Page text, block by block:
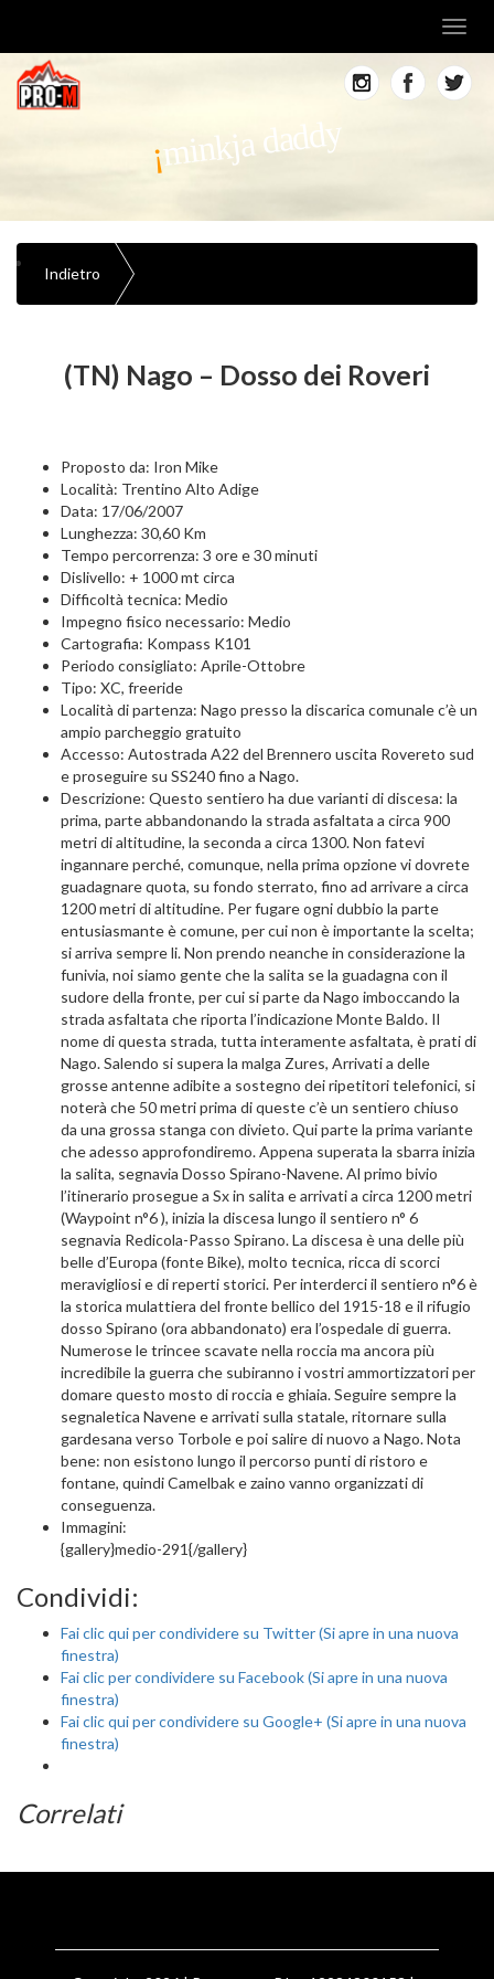
minkja daddy
Indietro
(TN) Nago – Dosso dei Roveri
Proposto da: Iron Mike
Località: Trentino Alto Adige
Data: 17/06/2007
Lunghezza: 30,60 Km
Tempo percorrenza: 3 ore e 30 minuti
Dislivello: + 1000 mt circa
Difficoltà tecnica: Medio
Impegno fisico necessario: Medio
Cartografia: Kompass K101
Periodo consigliato: Aprile-Ottobre
Tipo: XC, freeride
Località di partenza: Nago presso la discarica comunale c’è un
ampio parcheggio gratuito
Accesso: Autostrada A22 del Brennero uscita Rovereto sud
e proseguire su SS240 fino a Nago.
Descrizione: Questo sentiero ha due varianti di discesa: la
prima, parte abbandonando la strada asfaltata a circa 900
metri di altitudine, la seconda a circa 1300. Non fatevi
ingannare perché, comunque, nella prima opzione vi dovrete
guadagnare quota, su fondo sterrato, fino ad arrivare a circa
1200 metri di altitudine. Per fugare ogni dubbio la parte
entusiasmante è comune, per cui non è importante la scelta;
si arriva sempre li. Non prendo neanche in considerazione la
funivia, noi siamo gente che la salita se la guadagna con il
sudore della fronte, per cui si parte da Nago imboccando la
strada asfaltata che riporta l’indicazione Monte Baldo. Il
nome di questa strada, tutta interamente asfaltata, è prati di
Nago. Salendo si supera la malga Zures, Arrivati a delle
grosse antenne adibite a sostegno dei ripetitori telefonici, si
noterà che 50 metri prima di queste c’è un sentiero chiuso
da una grossa stanga con divieto. Qui parte la prima variante
che adesso approfondiremo. Appena superata la sbarra inizia
la salita, segnavia Dosso Spirano-Navene. Al primo bivio
l’itinerario prosegue a Sx in salita e arrivati a circa 1200 metri
(Waypoint n°6 ), inizia la discesa lungo il sentiero n° 6
segnavia Redicola-Passo Spirano. La discesa è una delle più
belle d’Europa (fonte Bike), molto tecnica, ricca di scorci
meravigliosi e di reperti storici. Per interderci il sentiero n°6 è
la storica mulattiera del fronte bellico del 1915-18 e il rifugio
dosso Spirano (ora abbandonato) era l’ospedale di guerra.
Numerose le trincee scavate nella roccia ma ancora più
incredibile la guerra che subiranno i vostri ammortizzatori per
domare questo mosto di roccia e ghiaia. Seguire sempre la
segnaletica Navene e arrivati sulla statale, ritornare sulla
gardesana verso Torbole e poi salire di nuovo a Nago. Nota
bene: non esistono lungo il percorso punti di ristoro e
fontane, quindi Camelbak e zaino vanno organizzati di
conseguenza.
Immagini:
{gallery}medio-291{/gallery}
Condividi:
Fai clic qui per condividere su Twitter (Si apre in una nuova
finestra)
Fai clic per condividere su Facebook (Si apre in una nuova
finestra)
Fai clic qui per condividere su Google+ (Si apre in una nuova
finestra)
Correlati